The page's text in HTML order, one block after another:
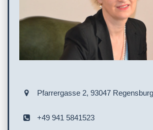
Pfarrergasse 2, 93047 Regensburg
+49 941 5841523